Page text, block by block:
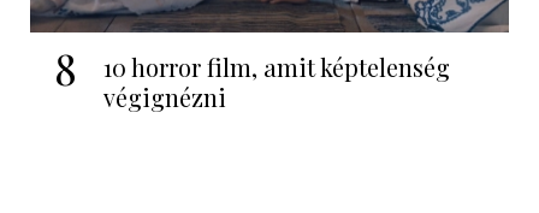
8
10 horror film, amit képtelenség
végignézni